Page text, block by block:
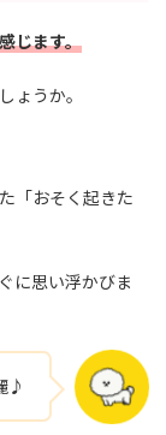
じます。
ょうか。
「おそく起きた
に思い浮かびま
♪